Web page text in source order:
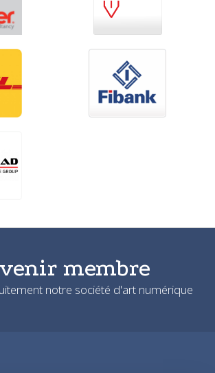
membre
notre société d'art numérique